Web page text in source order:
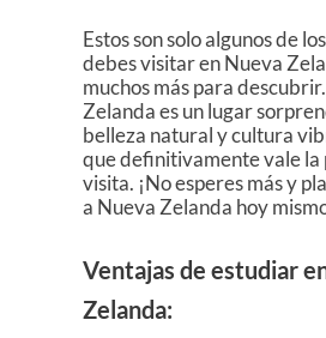
Estos son solo algunos de
debes visitar en Nueva
muchos más para
Zelanda es un lugar
belleza natural y cultura
que definitivamente vale la
visita. ¡No esperes más y
a Nueva Zelanda hoy
Ventajas de estudiar
Zelanda: